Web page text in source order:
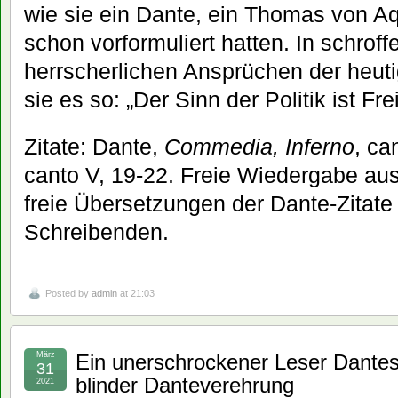
wie sie ein Dante, ein Thomas von
schon vorformuliert hatten. In
herrscherlichen Ansprüchen der
sie es so: „Der Sinn der Politik ist
Zitate: Dante, Commedia, Inferno,
canto V, 19-22. Freie Wiedergabe
freie Übersetzungen der Dante-
Schreibenden.
Posted by admin at 21:03
Ein unerschrockener Leser
blinder Danteverehrung
März
31
2021